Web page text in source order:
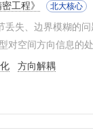
工程》 北大核心
失、边界模糊的
对空间方向信息的
方向解耦